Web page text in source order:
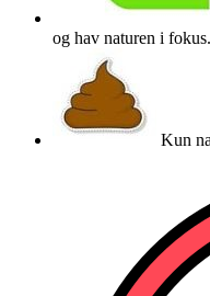
og hav naturen i fokus.
Kun